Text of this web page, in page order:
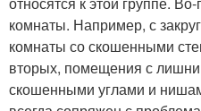
комнаты. Например, с
комнаты со скошенными
вторых, помещения с
скошенными углами и